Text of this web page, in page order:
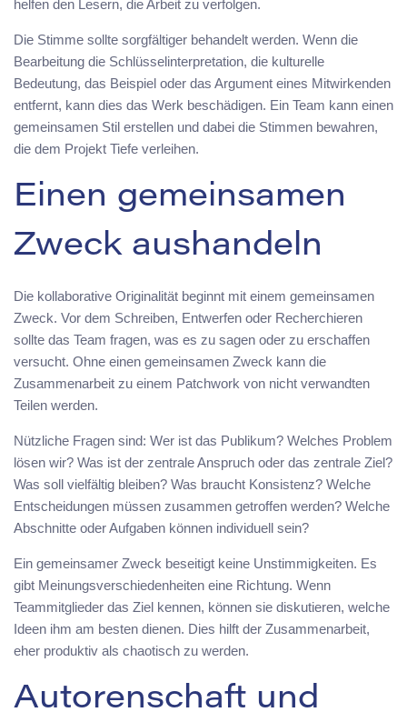
helfen den Lesern, die Arbeit zu verfolgen.
Die Stimme sollte sorgfältiger behandelt werden. Wenn die
Bearbeitung die Schlüsselinterpretation, die kulturelle
Bedeutung, das Beispiel oder das Argument eines Mitwirkenden
entfernt, kann dies das Werk beschädigen. Ein Team kann einen
gemeinsamen Stil erstellen und dabei die Stimmen bewahren,
die dem Projekt Tiefe verleihen.
Einen gemeinsamen
Zweck aushandeln
Die kollaborative Originalität beginnt mit einem gemeinsamen
Zweck. Vor dem Schreiben, Entwerfen oder Recherchieren
sollte das Team fragen, was es zu sagen oder zu erschaffen
versucht. Ohne einen gemeinsamen Zweck kann die
Zusammenarbeit zu einem Patchwork von nicht verwandten
Teilen werden.
Nützliche Fragen sind: Wer ist das Publikum? Welches Problem
lösen wir? Was ist der zentrale Anspruch oder das zentrale Ziel?
Was soll vielfältig bleiben? Was braucht Konsistenz? Welche
Entscheidungen müssen zusammen getroffen werden? Welche
Abschnitte oder Aufgaben können individuell sein?
Ein gemeinsamer Zweck beseitigt keine Unstimmigkeiten. Es
gibt Meinungsverschiedenheiten eine Richtung. Wenn
Teammitglieder das Ziel kennen, können sie diskutieren, welche
Ideen ihm am besten dienen. Dies hilft der Zusammenarbeit,
eher produktiv als chaotisch zu werden.
Autorenschaft und